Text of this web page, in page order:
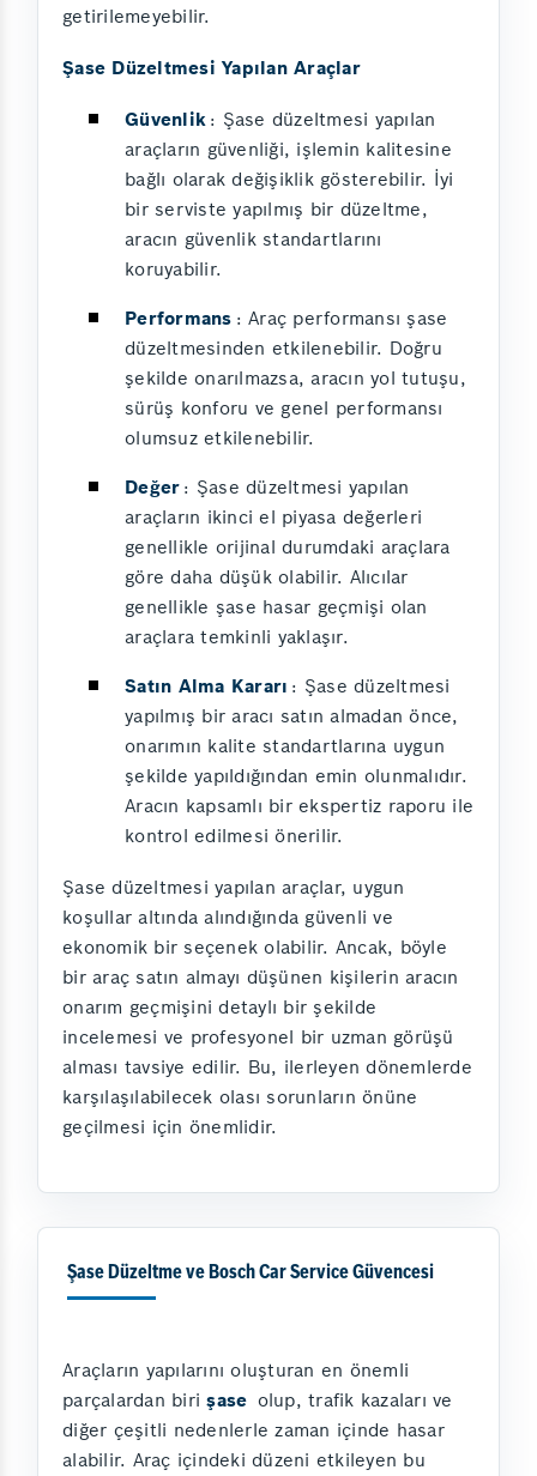
getirilemeyebilir.
Şase Düzeltmesi Yapılan Araçlar
Güvenlik : Şase düzeltmesi yapılan
araçların güvenliği, işlemin kalitesine
bağlı olarak değişiklik gösterebilir. İyi
bir serviste yapılmış bir düzeltme,
aracın güvenlik standartlarını
koruyabilir.
Performans : Araç performansı şase
düzeltmesinden etkilenebilir. Doğru
şekilde onarılmazsa, aracın yol tutuşu,
sürüş konforu ve genel performansı
olumsuz etkilenebilir.
Değer : Şase düzeltmesi yapılan
araçların ikinci el piyasa değerleri
genellikle orijinal durumdaki araçlara
göre daha düşük olabilir. Alıcılar
genellikle şase hasar geçmişi olan
araçlara temkinli yaklaşır.
Satın Alma Kararı : Şase düzeltmesi
yapılmış bir aracı satın almadan önce,
onarımın kalite standartlarına uygun
şekilde yapıldığından emin olunmalıdır.
Aracın kapsamlı bir ekspertiz raporu ile
kontrol edilmesi önerilir.
Şase düzeltmesi yapılan araçlar, uygun
koşullar altında alındığında güvenli ve
ekonomik bir seçenek olabilir. Ancak, böyle
bir araç satın almayı düşünen kişilerin aracın
onarım geçmişini detaylı bir şekilde
incelemesi ve profesyonel bir uzman görüşü
alması tavsiye edilir. Bu, ilerleyen dönemlerde
karşılaşılabilecek olası sorunların önüne
geçilmesi için önemlidir.
Şase Düzeltme ve Bosch Car Service Güvencesi
Araçların yapılarını oluşturan en önemli
parçalardan birişase olup, trafik kazaları ve
diğer çeşitli nedenlerle zaman içinde hasar
alabilir. Araç içindeki düzeni etkileyen bu